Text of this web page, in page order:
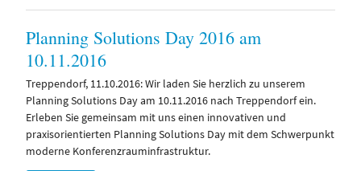
Planning Solutions Day 2016 am
10.11.2016
Treppendorf, 11.10.2016: Wir laden Sie herzlich zu unserem
Planning Solutions Day am 10.11.2016 nach Treppendorf ein.
Erleben Sie gemeinsam mit uns einen innovativen und
praxisorientierten Planning Solutions Day mit dem Schwerpunkt
moderne Konferenzrauminfrastruktur.